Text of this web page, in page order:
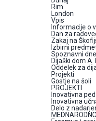
Rim
London
Vpis
Informacije o
Dan za
Zakaj na
Izbirni
Spoznavni
Dijaški dom
Oddelek za
Projekti
Gostje na šoli
PROJEKTI
Inovativna
Inovativna
Delo z